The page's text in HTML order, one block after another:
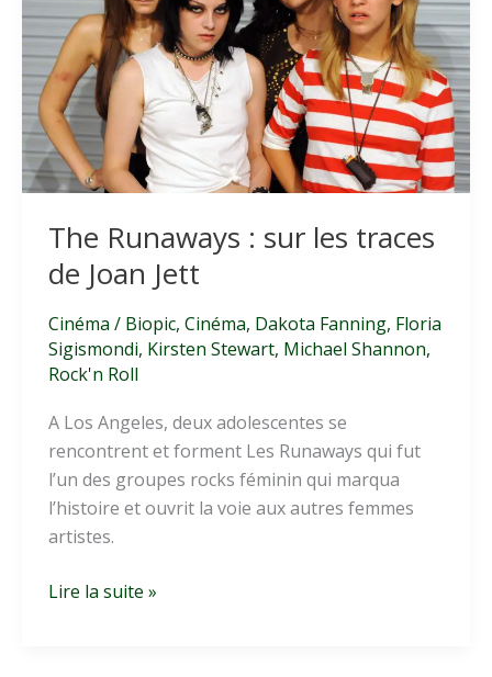
The Runaways : sur les traces
de Joan Jett
Cinéma / Biopic, Cinéma, Dakota Fanning, Floria
Sigismondi, Kirsten Stewart, Michael Shannon,
Rock'n Roll
A Los Angeles, deux adolescentes se
rencontrent et forment Les Runaways qui fut
l’un des groupes rocks féminin qui marqua
l’histoire et ouvrit la voie aux autres femmes
artistes.
The
Lire la suite »